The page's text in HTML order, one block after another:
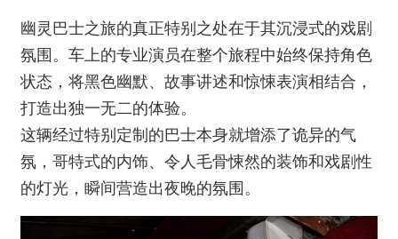
幽灵巴士之旅的真正特别之处在于其沉浸式的戏剧
氛围。车上的专业演员在整个旅程中始终保持角色
状态，将黑色幽默、故事讲述和惊悚表演相结合，
打造出独一无二的体验。
这辆经过特别定制的巴士本身就增添了诡异的气
氛，哥特式的内饰、令人毛骨悚然的装饰和戏剧性
的灯光，瞬间营造出夜晚的氛围。